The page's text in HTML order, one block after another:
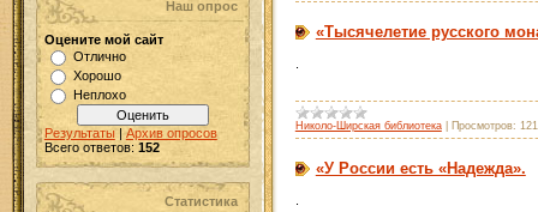
Наш опрос
Оцените мой сайт
Отлично
Хорошо
Неплохо
Результаты | Архив опросов
Всего ответов: 152
Статистика
«Тысячелетие русского
Николо-Ширская библиотека| Просмотров:
«У России есть «Надежда».